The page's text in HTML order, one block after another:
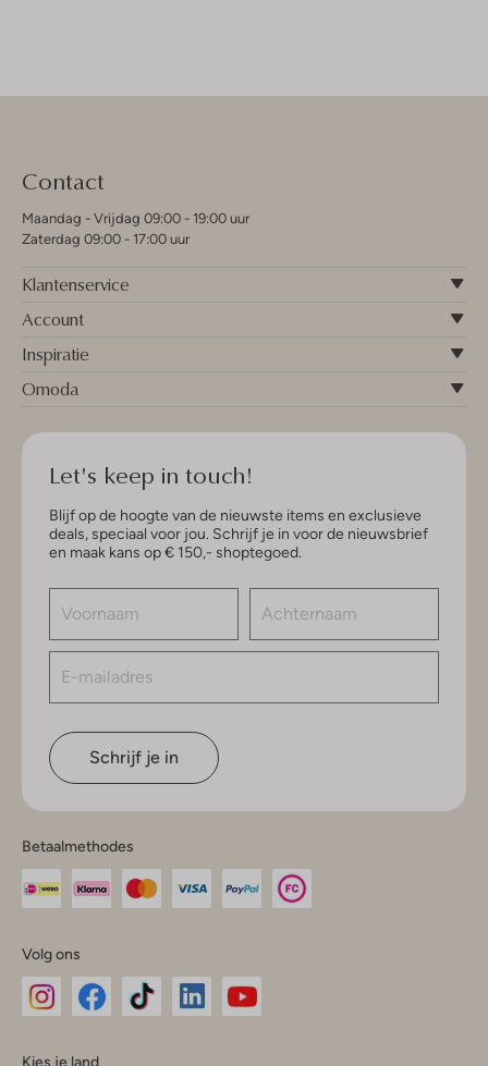
Contact
Maandag - Vrijdag 09:00 - 19:00 uur
Zaterdag 09:00 - 17:00 uur
Klantenservice
Account
Inspiratie
Omoda
Let's keep in touch!
Blijf op de hoogte van de nieuwste items en exclusieve
deals, speciaal voor jou. Schrijf je in voor de nieuwsbrief
en maak kans op € 150,- shoptegoed.
Schrijf je in
Betaalmethodes
Volg ons
Kies je land